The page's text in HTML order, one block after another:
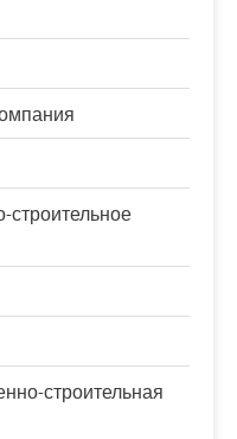
строительное
строительная